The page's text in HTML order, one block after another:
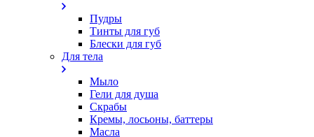
Пудры
Тинты для губ
Блески для губ
Для тела
Мыло
Гели для душа
Скрабы
Кремы, лосьоны, баттеры
Масла